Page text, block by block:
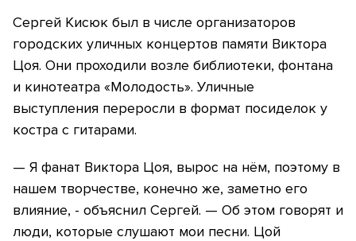
Сергей Кисюк был в числе организаторов
городских уличных концертов памяти Виктора
Цоя. Они проходили возле библиотеки, фонтана
и кинотеатра «Молодость». Уличные
выступления переросли в формат посиделок у
костра с гитарами.
— Я фанат Виктора Цоя, вырос на нём, поэтому в
нашем творчестве, конечно же, заметно его
влияние, - объяснил Сергей. — Об этом говорят и
люди, которые слушают мои песни. Цой